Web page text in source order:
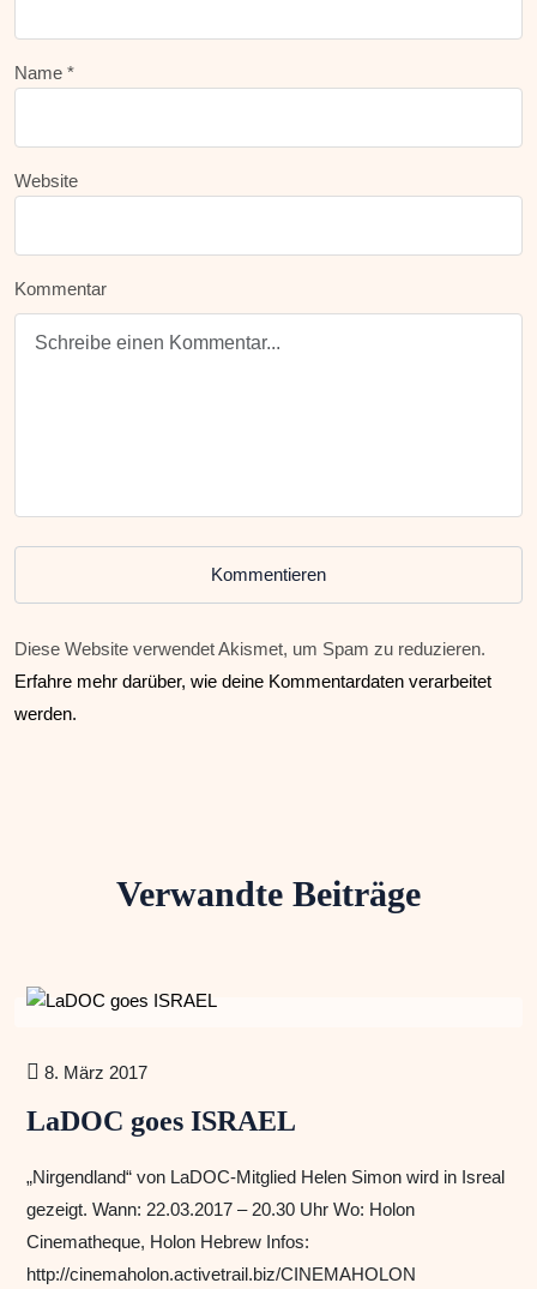
Name *
Website
Kommentar
Kommentieren
Diese Website verwendet Akismet, um Spam zu reduzieren.
Erfahre mehr darüber, wie deine Kommentardaten verarbeitet
werden.
Verwandte Beiträge
8. März 2017
LaDOC goes ISRAEL
„Nirgendland“ von LaDOC-Mitglied Helen Simon wird in Isreal
gezeigt. Wann: 22.03.2017 – 20.30 Uhr Wo: Holon
Cinematheque, Holon Hebrew Infos:
http://cinemaholon.activetrail.biz/CINEMAHOLON